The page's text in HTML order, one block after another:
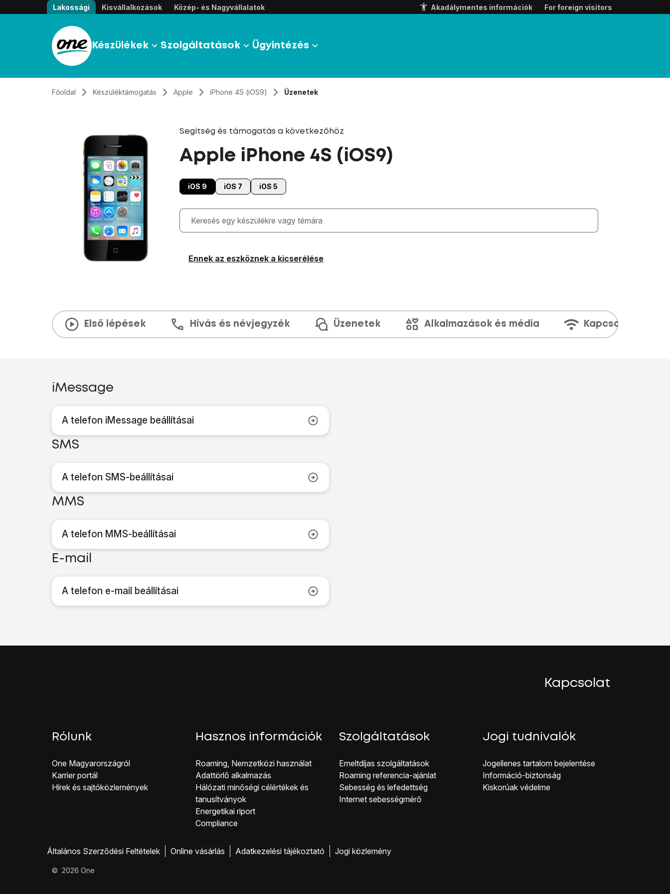
Átugrás, tovább a tartalomhoz
Lakossági Kisvállalkozások Közép- és Nagyvállalatok Akadálymentes információk For foreign visitors
Készülékek Szolgáltatások Ügyintézés
Főoldal Készüléktámogatás Apple iPhone 4S (iOS9) Üzenetek
Segítség és támogatás a következőhöz
Apple iPhone 4S (iOS9)
iOS 9 iOS 7 iOS 5
Gépelés közben megjelennek a keresési javaslatok a mező alatt
Ennek az eszköznek a kicserélése
Első lépések Hívás és névjegyzék Üzenetek Alkalmazások és média Kapcsolatok
iMessage
A telefon iMessage beállításai
SMS
A telefon SMS-beállításai
MMS
A telefon MMS-beállításai
E-mail
A telefon e-mail beállításai
Kapcsolat
Rólunk
One Magyar országról
Karrier portál
Hírek és sajtóközlemények
Hasznos információk
Roaming, Nemzetközi használat
Adattörlő alkalmazás
Hálózati minőségi célérté kek és
tanusítványok
Energetikai riport
Co mpliance
Szolgáltatások
Emeltdíjas szolgáltatások
Roaming referencia-ajánlat
Sebesség és lefedettség
Internet sebességmérő
Jogi tudnivalók
Jogellenes ta rtalom bejelentése
Inf ormáció-biztonság
Kiskorúak véd elme
Általános Szerződési Feltételek Online vásárlás Adatkezelési tájékoztató Jogi közlemény
© 2026 One